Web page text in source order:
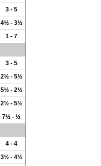
3 - 5
4½ - 3½
1 - 7
3 - 5
2½ - 5½
5½ - 2½
2½ - 5½
7½ - ½
4 - 4
3½ - 4½